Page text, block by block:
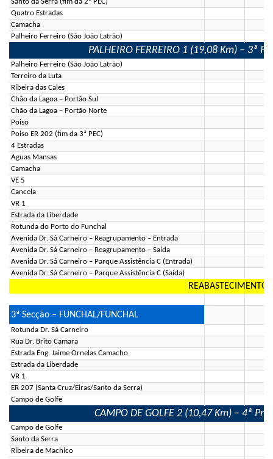
Quatro Estradas
Camacha
Palheiro Ferreiro (São João Latrão)
PALHEIRO FERREIRO 1 (19,08 Km) – 3ª
Palheiro Ferreiro (São João Latrão)
Terreiro da Luta
Ribeira das Cales
Chão da Lagoa – Portão Sul
Chão da Lagoa – Portão Norte
Poiso
Poiso ER 202 (fim da 3ª PEC)
4 Estradas
Aguas Mansas
Camacha
VE 5
Cancela
VR 1
Estrada da Liberdade
Rotunda do Porto do Funchal
Avenida Dr. Sá Carneiro – Reagrupamento – Entrada
Avenida Dr. Sá Carneiro – Reagrupamento – Saída
Avenida Dr. Sá Carneiro – Parque Assistência C (Entrada)
Avenida Dr. Sá Carneiro – Parque Assistência C (Saída)
REABASTECIMENTO
3ª Secção – FUNCHAL/FUNCHAL
Rotunda Dr. Sá Carneiro
Rua Dr. Brito Camara
Estrada Eng. Jaime Ornelas Camacho
Estrada da Liberdade
VR 1
ER 207 (Santa Cruz/Eiras/Santo da Serra)
Campo de Golfe
CAMPO DE GOLFE 2 (10,47 Km) – 4ª
Campo de Golfe
Santo da Serra
Ribeira de Machico